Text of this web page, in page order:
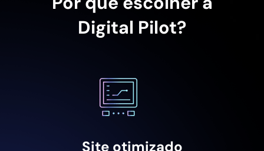
Digital Pilot?
Site otimizado